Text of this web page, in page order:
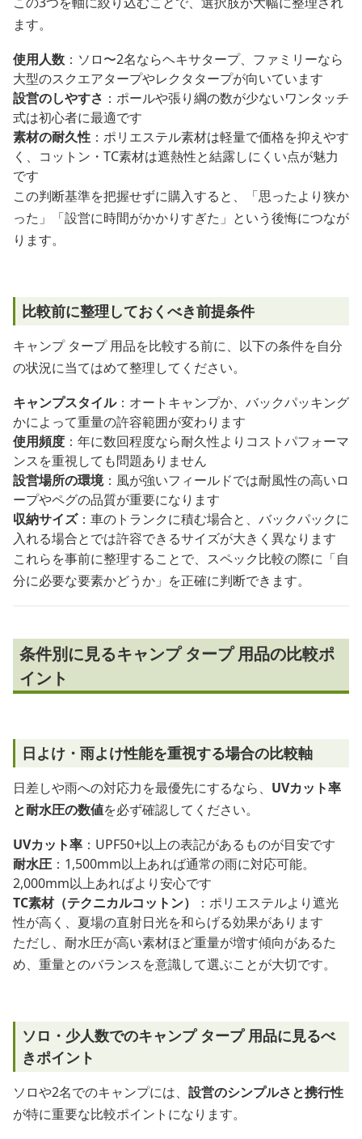
ます。
使用人数 ：ソロ〜2名ならヘキサタープ、ファミリーなら
大型のスクエアタープやレクタタープが向いています
設営のしやすさ ：ポールや張り綱の数が少ないワンタッチ
式は初心者に最適です
素材の耐久性 ：ポリエステル素材は軽量で価格を抑えやす
く、コットン・TC素材は遮熱性と結露しにくい点が魅力
です
この判断基準を把握せずに購入すると、「思ったより狭か
った」「設営に時間がかかりすぎた」という後悔につなが
ります。
比較前に整理しておくべき前提条件
キャンプ タープ 用品を比較する前に、以下の条件を自分
の状況に当てはめて整理してください。
キャンプスタイル：オートキャンプか、バックパッキング
かによって重量の許容範囲が変わります
使用頻度 ：年に数回程度なら耐久性よりコストパフォーマ
ンスを重視しても問題ありません
設営場所の環境：風が強いフィールドでは耐風性の高いロ
ープやペグの品質が重要になります
収納サイズ：車のトランクに積む場合と、バックパックに
入れる場合とでは許容できるサイズが大きく異なります
これらを事前に整理することで、スペック比較の際に「自
分に必要な要素かどうか」を正確に判断できます。
条件別に見るキャンプ タープ 用品の比較ポ
イント
日よけ・雨よけ性能を重視する場合の比較軸
日差しや雨への対応力を最優先にするなら、 UVカット率
と耐水圧の数値を必ず確認してください。
UVカット率 ：UPF50+以上の表記があるものが目安です
耐水圧 ：1,500mm以上あれば通常の雨に対応可能。
2,000mm以上あればより安心です
TC素材（テクニカルコットン）
：ポリエステルより遮光
性が高く、夏場の直射日光を和らげる効果があります
ただし、耐水圧が高い素材ほど重量が増す傾向があるた
め、重量とのバランスを意識して選ぶことが大切です。
ソロ・少人数でのキャンプ タープ 用品に見るべ
きポイント
ソロや2名でのキャンプには、 設営のシンプルさと携行性
が特に重要な比較ポイントになります。